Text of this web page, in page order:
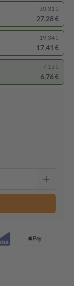
30,31 €
27,28 €
19,34 €
17,41 €
7,13 €
6,76 €